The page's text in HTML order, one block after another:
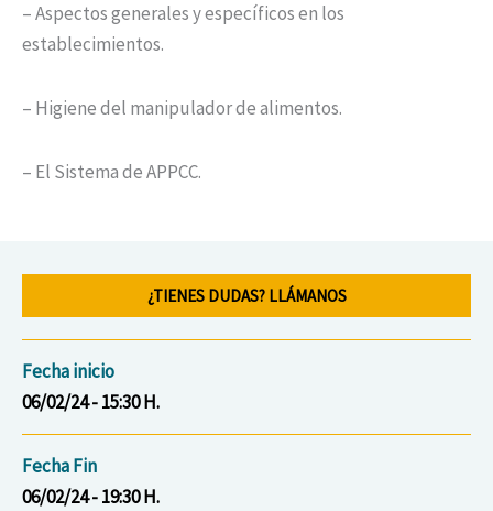
– Aspectos generales y específicos en los
establecimientos.
– Higiene del manipulador de alimentos.
– El Sistema de APPCC.
¿TIENES DUDAS? LLÁMANOS
Fecha inicio
06/02/24 - 15:30 H.
Fecha Fin
06/02/24 - 19:30 H.